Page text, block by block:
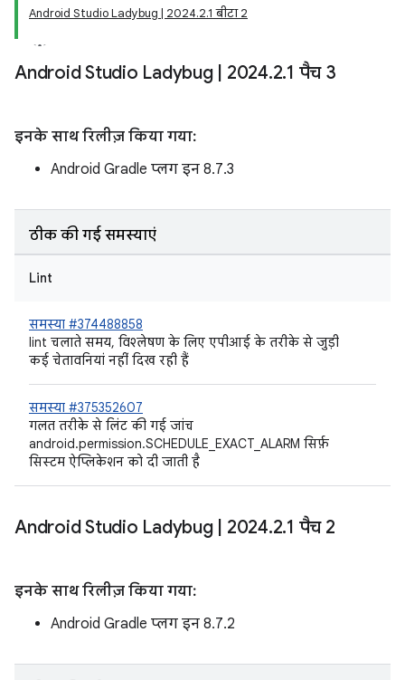
Android Studio Ladybug | 2024.2.1 बीटा 2
Android Studio Ladybug 2024.2.1 पैच 3
इनके साथ रिलीज़ किया गया:
Android Gradle प्लग इन 8.7.3
ठीक की गई समस्याएं
Lint
समस्या #374488858
lint चलाते समय, विश्लेषण के लिए एपीआई के तरीके से जुड़ी
कई चेतावनियां नहीं दिख रही हैं
समस्या #375352607
गलत तरीके से लिंट की गई जांच
android.permission.SCHEDULE_EXACT_ALARM सिर्फ़
सिस्टम ऐप्लिकेशन को दी जाती है
Android Studio Ladybug 2024.2.1 पैच 2
इनके साथ रिलीज़ किया गया:
Android Gradle प्लग इन 8.7.2